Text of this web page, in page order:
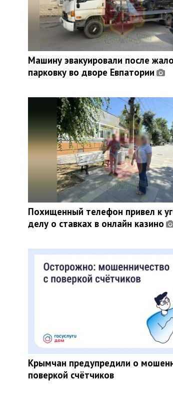
Машину эвакуировали после
парковку во дворе Евпатории
Похищенный телефон привел к
делу о ставках в онлайн казино
Крымчан предупредили о
поверкой счётчиков